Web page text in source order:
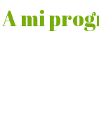
A mi